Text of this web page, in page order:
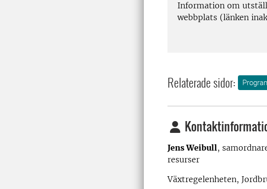
Information om
webbplats (länken
Relaterade sidor:
Jens Weibull,
resurser
Växtregelenheten,